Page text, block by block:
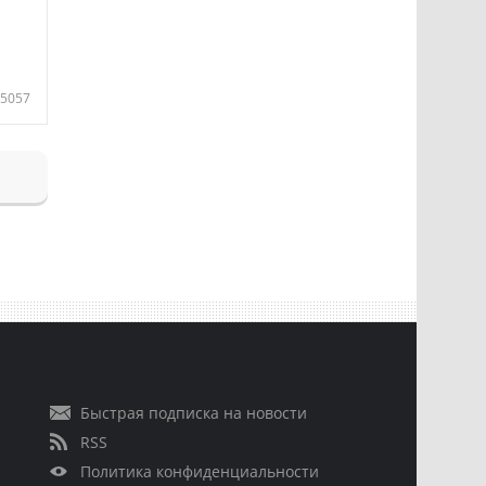
5057
Быстрая подписка на новости
RSS
Политика конфиденциальности